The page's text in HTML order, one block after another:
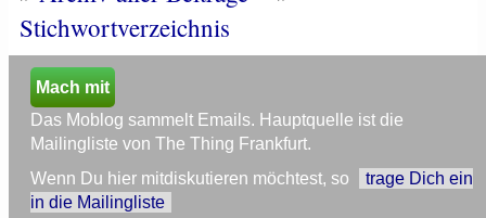
Stichwortverzeichnis
Mach mit
Das Moblog sammelt Emails. Hauptquelle ist die
Mailingliste von The Thing Frankfurt.
Wenn Du hier mitdiskutieren möchtest, so
trage Dich ein
in die Mailingliste